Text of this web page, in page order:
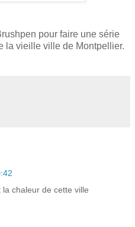
pour faire une série
la vieille ville de Montpellier.
chaleur de cette ville